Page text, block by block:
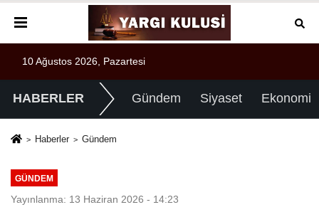
10 Ağustos 2026, Pazartesi
HABERLER Gündem Siyaset Ekonomi
Haberler Gündem
GÜNDEM
Yayınlanma: 13 Haziran 2026 - 14:23